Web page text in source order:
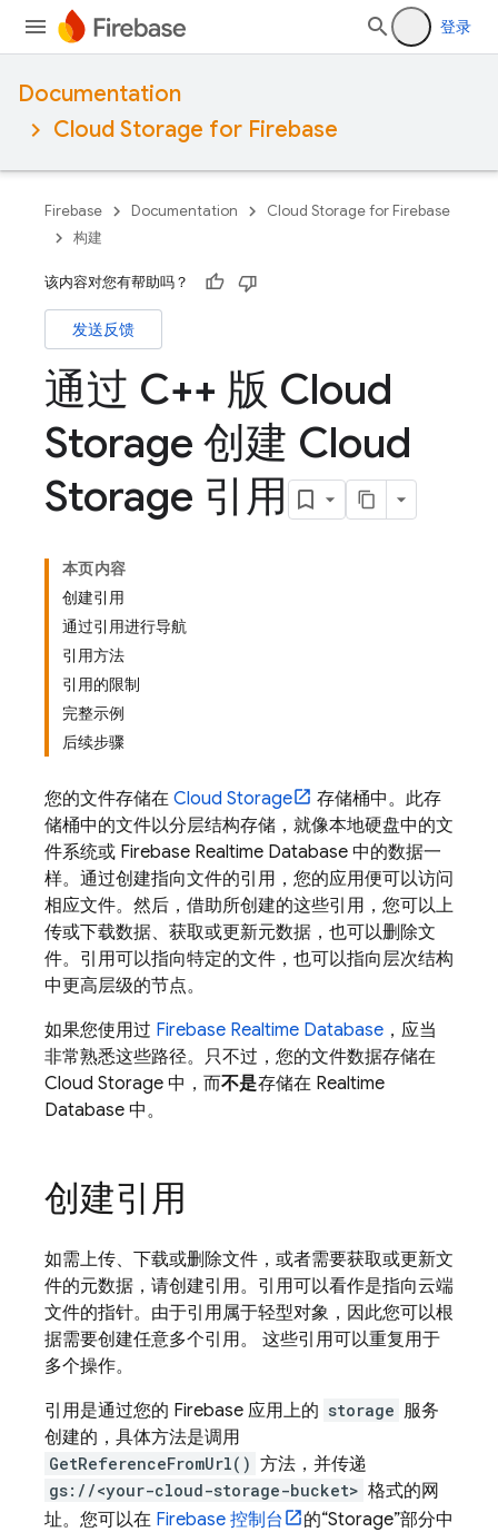
登录
Documentation
Cloud Storage for Firebase
Firebase Documentation
Cloud Storage for Firebase
构建
该内容对您有帮助吗？
发送反馈
通过 C++ 版 Cloud
Storage 创建 Cloud
Storage 引用
本页内容
创建引用
通过引用进行导航
引用方法
引用的限制
完整示例
后续步骤
您的文件存储在 Cloud Storage
存储桶中。此存
储桶中的文件以分层结构存储，就像本地硬盘中的文
件系统或 Firebase Realtime Database 中的数据一
样。通过创建指向文件的引用，您的应用便可以访问
相应文件。然后，借助所创建的这些引用，您可以上
传或下载数据、获取或更新元数据，也可以删除文
件。引用可以指向特定的文件，也可以指向层次结构
中更高层级的节点。
如果您使用过 Firebase Realtime Database ，应当
非常熟悉这些路径。只不过，您的文件数据存储在
Cloud Storage 中，而不是存储在 Realtime
Database 中。
创建引用
如需上传、下载或删除文件，或者需要获取或更新文
件的元数据，请创建引用。引用可以看作是指向云端
文件的指针。由于引用属于轻型对象，因此您可以根
据需要创建任意多个引用。 这些引用可以重复用于
多个操作。
引用是通过您的 Firebase 应用上的 storage 服务
创建的，具体方法是调用
GetReferenceFromUrl() 方法，并传递
gs://<your-cloud-storage-bucket> 格式的网
址。您可以在 Firebase 控制台
的“Storage”部分中